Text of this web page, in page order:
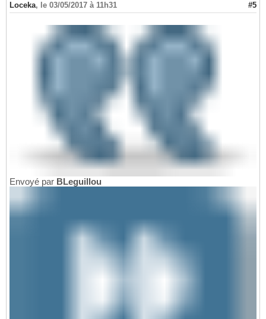
Loceka, le 03/05/2017 à 11h31 #5
Envoyé par BLeguillou